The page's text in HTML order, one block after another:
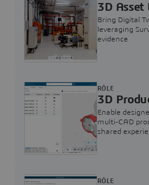
3D Asset
Bring Digital
leveraging
evidence
3D
Enable
multi-CAD
shared
RÔLE
RÔLE